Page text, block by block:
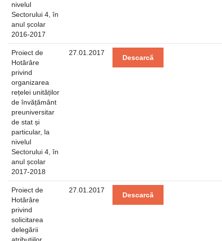
nivelul
Sectorului 4, în
anul școlar
2016-2017
Proiect de
Hotărâre
privind
organizarea
rețelei unităților
de învățământ
preuniversitar
de stat și
particular, la
nivelul
Sectorului 4, în
anul școlar
2017-2018
27.01.2017
Descarcă
Proiect de
Hotărâre
privind
solicitarea
delegării
27.01.2017
Descarcă